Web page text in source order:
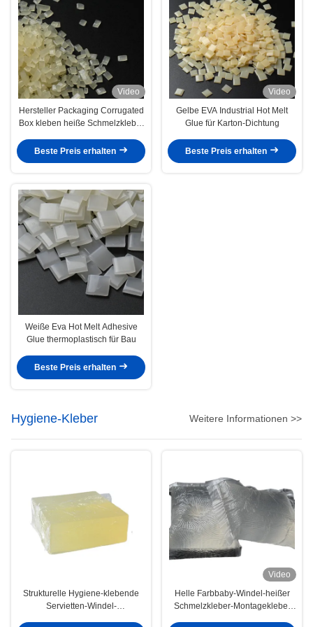
Video
Hersteller Packaging Corrugated
Box kleben heiße Schmelzkleber
Beste Preis erhalten
Video
Gelbe EVA Industrial Hot Melt
Glue für Karton-Dichtung
Beste Preis erhalten
Weiße Eva Hot Melt Adhesive
Glue thermoplastisch für Bau
Beste Preis erhalten
Hygiene-Kleber Weitere Informationen >>
Strukturelle Hygiene-klebende
Servietten-Windel-
Video
Helle Farbbaby-Windel-heißer
Schmelzkleber-Montagekleber